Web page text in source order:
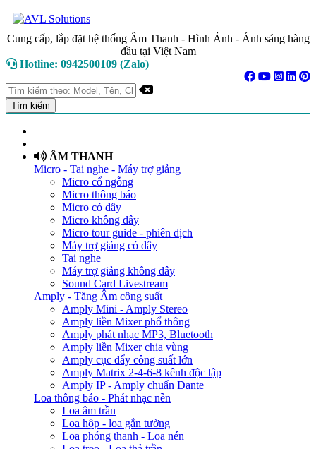
Cung cấp, lắp đặt hệ thống Âm Thanh - Hình Ảnh - Ánh sáng hàng
đầu tại Việt Nam
Hotline: 0942500109 (Zalo)
ÂM THANH
Micro - Tai nghe - Máy trợ giảng
Micro cổ ngỗng
Micro thông báo
Micro có dây
Micro không dây
Micro tour guide - phiên dịch
Máy trợ giảng có dây
Tai nghe
Máy trợ giảng không dây
Sound Card Livestream
Amply - Tăng Âm công suất
Amply Mini - Amply Stereo
Amply liền Mixer phổ thông
Amply phát nhạc MP3, Bluetooth
Amply liền Mixer chia vùng
Amply cục đẩy công suất lớn
Amply Matrix 2-4-6-8 kênh độc lập
Amply IP - Amply chuẩn Dante
Loa thông báo - Phát nhạc nền
Loa âm trần
Loa hộp - loa gắn tường
Loa phóng thanh - Loa nén